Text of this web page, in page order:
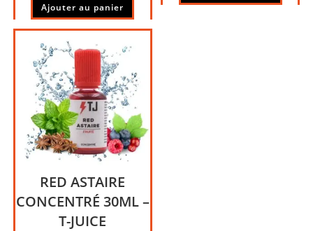
Ajouter au panier
RED ASTAIRE
CONCENTRÉ 30ML –
T-JUICE